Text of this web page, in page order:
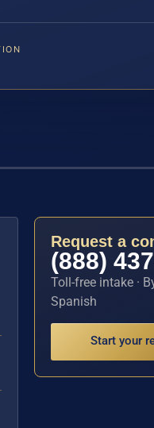
Request a
(888)
Toll-free intake ·
Spanish
Start your